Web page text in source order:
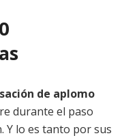
de aplomo
durante el paso
Y lo es tanto por sus